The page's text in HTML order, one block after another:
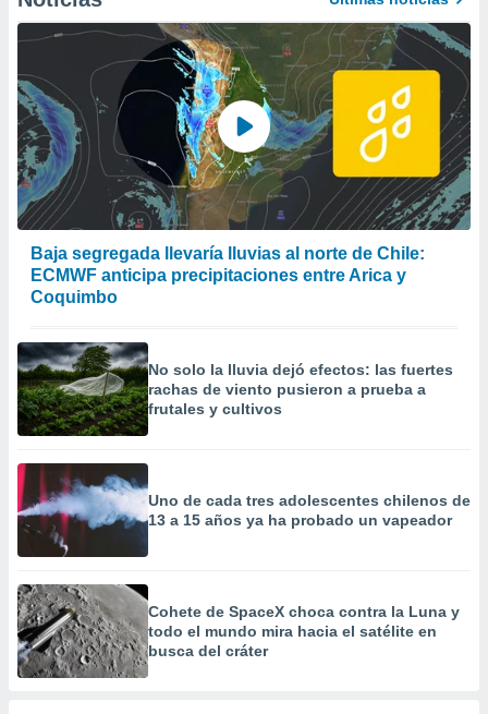
Baja segregada llevaría lluvias al norte de Chile:
ECMWF anticipa precipitaciones entre Arica y
Coquimbo
No solo la lluvia dejó efectos: las fuertes
rachas de viento pusieron a prueba a
frutales y cultivos
Uno de cada tres adolescentes chilenos de
13 a 15 años ya ha probado un vapeador
Cohete de SpaceX choca contra la Luna y
todo el mundo mira hacia el satélite en
busca del cráter